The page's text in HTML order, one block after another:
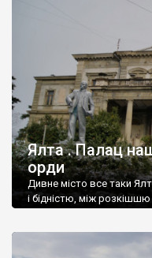
Ялта . Палац
орди
Дивне місто все таки
і бідністю, між